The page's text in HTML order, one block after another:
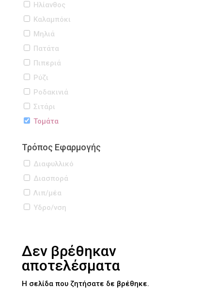
Ηλίανθος
Καλαμπόκι
Μηλιά
Πατάτα
Πιπεριά
Ρύζι
Ροδακινιά
Σιτάρι
Τομάτα
Τρόπος Εφαρμογής
Διαφυλλικό
Διασπορά
Λιπ/μέα
Υδρo/νση
Δεν βρέθηκαν
αποτελέσματα
Η σελίδα που ζητήσατε δε βρέθηκε.